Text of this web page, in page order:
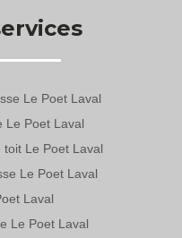
Le Poet Laval
Le Poet Laval
Le Poet Laval
Le Poet Laval
Laval
Le Poet Laval